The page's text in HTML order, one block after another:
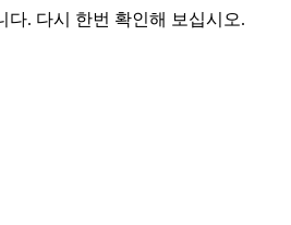
다. 다시 한번 확인해 보십시오.